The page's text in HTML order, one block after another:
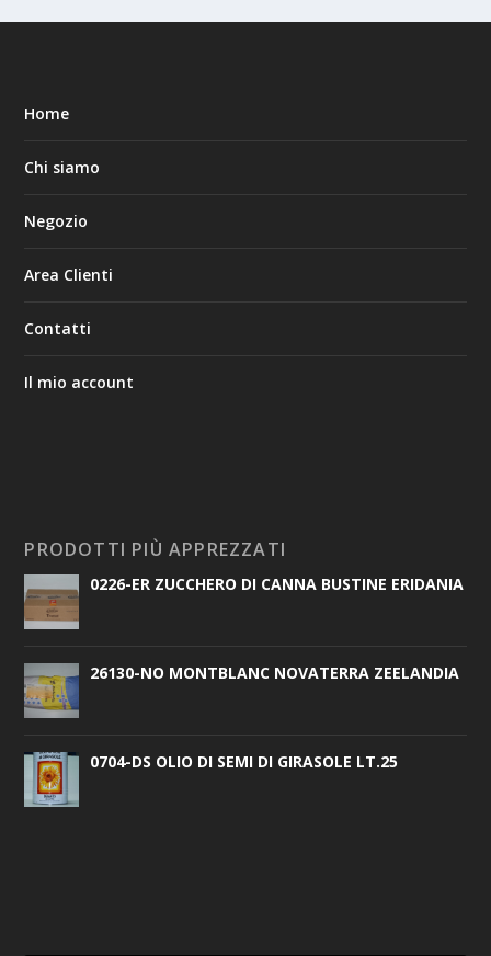
Home
Chi siamo
Negozio
Area Clienti
Contatti
Il mio account
PRODOTTI PIÙ APPREZZATI
0226-ER ZUCCHERO DI CANNA BUSTINE ERIDANIA
26130-NO MONTBLANC NOVATERRA ZEELANDIA
0704-DS OLIO DI SEMI DI GIRASOLE LT.25